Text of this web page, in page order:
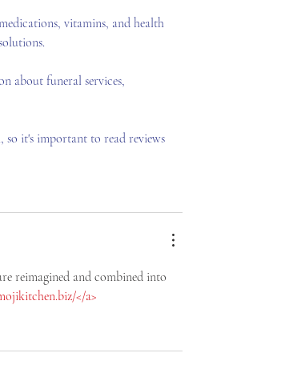
DE ATLETISMO DE
vitamins, and health
about funeral services,
so it's important to read reviews
reimagined and combined into
</a>